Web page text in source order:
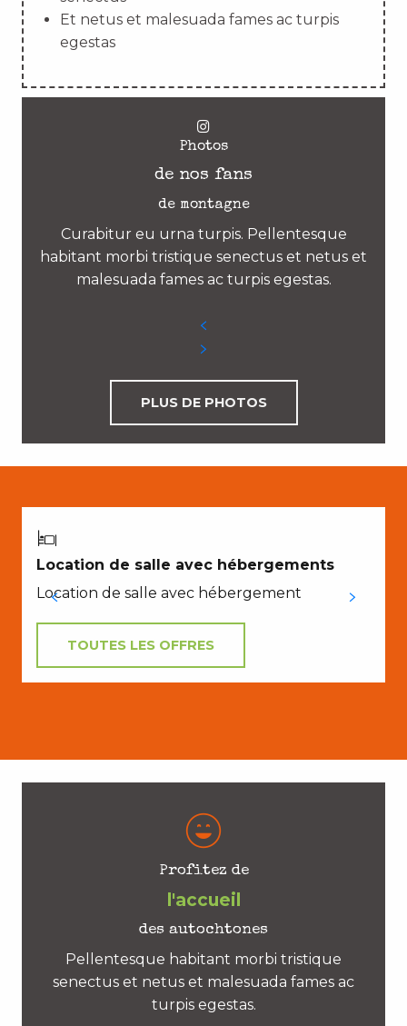
Et netus et malesuada fames ac turpis
egestas
Photos
de nos fans
de montagne
Curabitur eu urna turpis. Pellentesque
habitant morbi tristique senectus et netus et
malesuada fames ac turpis egestas.
PLUS DE PHOTOS
Location de salle avec hébergements
Location de salle avec hébergement
TOUTES LES OFFRES
Profitez de
l'accueil
des autochtones
Pellentesque habitant morbi tristique
senectus et netus et malesuada fames ac
turpis egestas.